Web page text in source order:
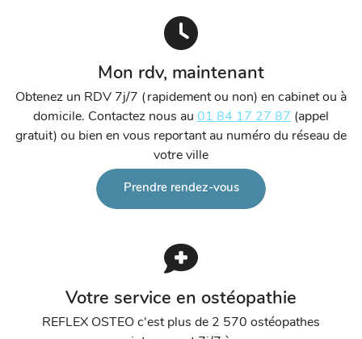
Mon rdv, maintenant
Obtenez un RDV 7j/7 (rapidement ou non) en cabinet ou à
domicile. Contactez nous au 01 84 17 27 87 (appel
gratuit) ou bien en vous reportant au numéro du réseau de
votre ville
Prendre rendez-vous
Votre service en ostéopathie
REFLEX OSTEO c'est plus de 2 570 ostéopathes